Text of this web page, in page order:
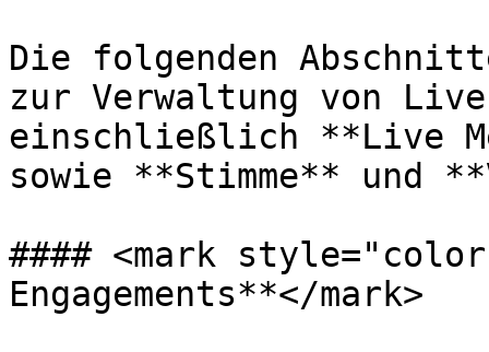
Die folgenden
zur Verwaltung von
einschließlich **Live
sowie **Stimme** und
#### <mark
Engagements**</mark>